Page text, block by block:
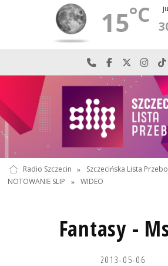
15°C
Najlepiej po prostu
Odwiedź nas
Radio Szczecin » Szczecińska Lista
NOTOWANIE SLIP
» WIDEO
Fantasy -
2013-05-06